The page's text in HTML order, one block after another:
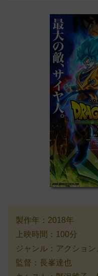
製作年：2018年
上映時間：100分
ジャンル：アクション
監督：長峯達也